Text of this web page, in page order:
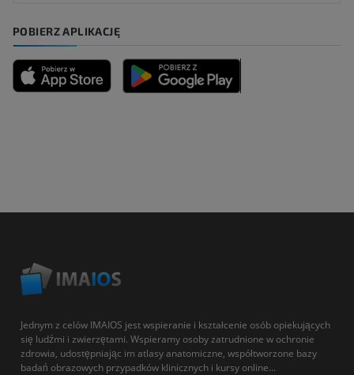
POBIERZ APLIKACJĘ
Jednym z celów IMAIOS jest wspieranie i kształcenie osób opiekujących
się ludźmi i zwierzętami. Wspieramy osoby zatrudnione w ochronie
zdrowia, udostępniając im atlasy anatomiczne, współtworzone bazy
badań obrazowych przypadków klinicznych i kursy online...